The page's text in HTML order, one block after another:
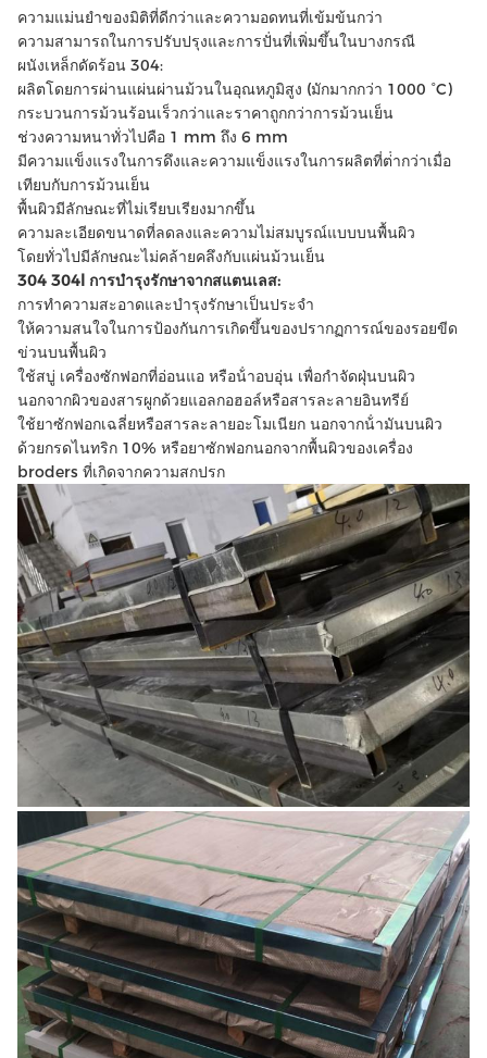
ความแม่นยําของมิติที่ดีกว่าและความอดทนที่เข้มข้นกว่า
ความสามารถในการปรับปรุงและการปั่นที่เพิ่มขึ้นในบางกรณี
ผนังเหล็กดัดร้อน 304:
ผลิตโดยการผ่านแผ่นผ่านม้วนในอุณหภูมิสูง (มักมากกว่า 1000 °C)
กระบวนการม้วนร้อนเร็วกว่าและราคาถูกกว่าการม้วนเย็น
ช่วงความหนาทั่วไปคือ 1 mm ถึง 6 mm
มีความแข็งแรงในการดึงและความแข็งแรงในการผลิตที่ต่ํากว่าเมื่อ
เทียบกับการม้วนเย็น
พื้นผิวมีลักษณะที่ไม่เรียบเรียงมากขึ้น
ความละเอียดขนาดที่ลดลงและความไม่สมบูรณ์แบบบนพื้นผิว
โดยทั่วไปมีลักษณะไม่คล้ายคลึงกับแผ่นม้วนเย็น
304 304l การบํารุงรักษาจากสแตนเลส:
การทําความสะอาดและบํารุงรักษาเป็นประจํา
ให้ความสนใจในการป้องกันการเกิดขึ้นของปรากฏการณ์ของรอยขีด
ข่วนบนพื้นผิว
ใช้สบู่ เครื่องซักฟอกที่อ่อนแอ หรือน้ําอบอุ่น เพื่อกําจัดฝุ่นบนผิว
นอกจากผิวของสารผูกด้วยแอลกอฮอล์หรือสารละลายอินทรีย์
ใช้ยาซักฟอกเฉลี่ยหรือสารละลายอะโมเนียก นอกจากน้ํามันบนผิว
ด้วยกรดไนทริก 10% หรือยาซักฟอกนอกจากพื้นผิวของเครื่อง
broders ที่เกิดจากความสกปรก